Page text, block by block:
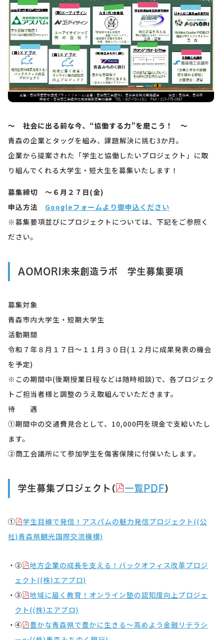
～ 社会に出る前な今、“協働する力”を磨こう！ ～
青森の企業とタッグを組み、課題解決に挑む3か月。
企業から提案された「学生と協働したいプロジェクト」に取
り組んでくれる大学生・短大生を募集いたします！
募集締切 ～６月２７日(金)
申込方法 Googleフォームより御申込ください
※募集要項並びにプロジェクトについては、下記をご参照く
ださい。
AOMORI未来創造ラボ 学生募集要項
募集対象
青森市内大学生・短期大学生
活動期間
令和７年８月１７日～１１月３０日(１２月に成果発表の機会
を予定)
※この期間中(後期授業日程などは随時相談)で、各プロジェク
トご担当者様と調整のうえ取組んでいただきます。
待 遇
①期間中の交通費見合として、10,000円を現金で支給いたし
ます。
②商工会議所にて参加学生を傷害保険に付保いたします。
学生募集プロジェクト( 一覧PDF)
①
学生目線で発信！アスパムの魅力発信プロジェクト((公
社)青森県観光国際交流機構)
②
地方企業の成長を支える！バックオフィス改革プロジ
ェクト ((株)エアプロ)
③
地域に届く教育！オンライン塾の認知度向上プロジェ
クト((株)エアプロ)
④
豊かな青森県で豊かに生きる～高めよう金融リテラシ